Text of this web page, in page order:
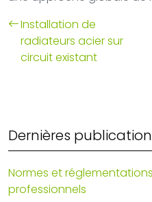
Installation de
radiateurs acier sur
circuit existant
Dernières
Normes et
professionnels